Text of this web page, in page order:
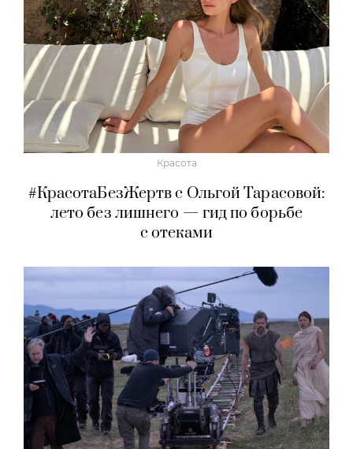
Красота
Бьюти-уикенд: летнее предложение
«SLOWMO Цветной», новая премиальная
парикмахерская BLK RED, процедуры
интенсивного импульсного света в Dr.
Teter Cosmetology и новинки домашнего